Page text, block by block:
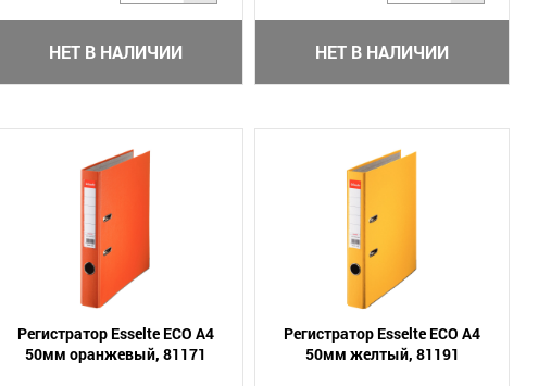
НЕТ В НАЛИЧИИ НЕТ В НАЛИЧИИ
Регистратор Esselte ECO А4
50мм оранжевый, 81171
Регистратор Esselte ECO А4
50мм желтый, 81191